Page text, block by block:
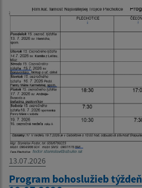
13.07.2026
Program bohoslužieb